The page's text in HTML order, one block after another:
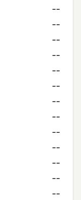
--
--
--
--
--
--
--
--
--
--
--
--
--